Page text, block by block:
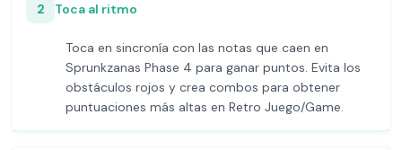
2 Toca al ritmo
Toca en sincronía con las notas que caen en
Sprunkzanas Phase 4 para ganar puntos. Evita los
obstáculos rojos y crea combos para obtener
puntuaciones más altas en Retro Juego/Game.